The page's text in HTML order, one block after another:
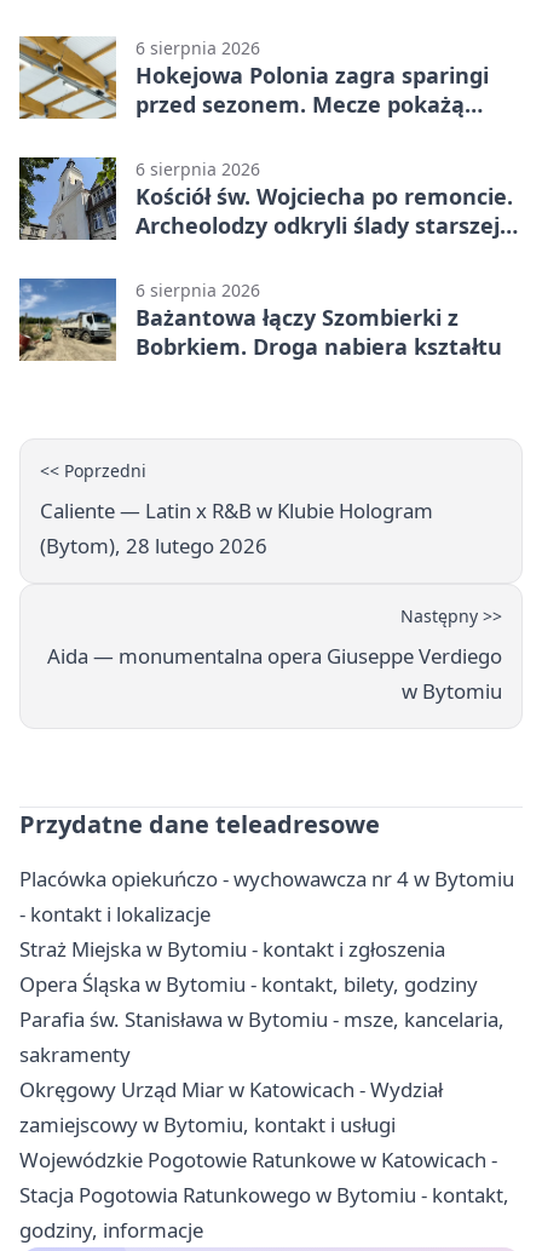
6 sierpnia 2026
Hokejowa Polonia zagra sparingi
przed sezonem. Mecze pokażą
6 sierpnia 2026
Kościół św. Wojciecha po remoncie.
Archeolodzy odkryli ślady starszej
6 sierpnia 2026
Bażantowa łączy Szombierki z
Bobrkiem. Droga nabiera kształtu
<< Poprzedni
Caliente — Latin x R&B w Klubie Hologram
(Bytom), 28 lutego 2026
Następny >>
Aida — monumentalna opera Giuseppe Verdiego
w Bytomiu
Przydatne dane teleadresowe
Placówka opiekuńczo - wychowawcza nr 4 w Bytomiu
- kontakt i lokalizacje
Straż Miejska w Bytomiu - kontakt i zgłoszenia
Opera Śląska w Bytomiu - kontakt, bilety, godziny
Parafia św. Stanisława w Bytomiu - msze, kancelaria,
sakramenty
Okręgowy Urząd Miar w Katowicach - Wydział
zamiejscowy w Bytomiu, kontakt i usługi
Wojewódzkie Pogotowie Ratunkowe w Katowicach -
Stacja Pogotowia Ratunkowego w Bytomiu - kontakt,
godziny, informacje